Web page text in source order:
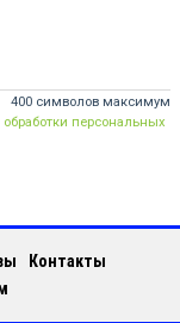
400 символов максимум
персональных
Контакты